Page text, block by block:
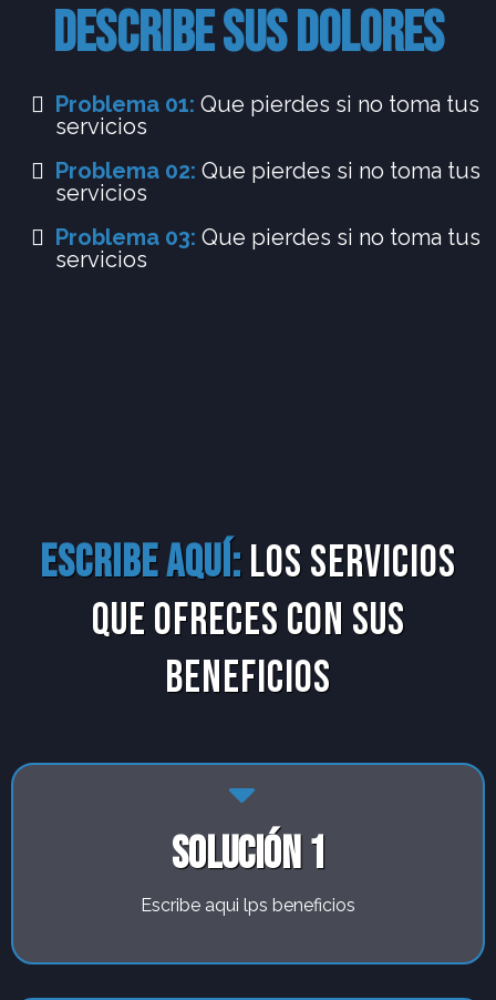
DESCRIBE SUS DOLORES
Problema 01: Que pierdes si no toma tus
servicios
Problema 02: Que pierdes si no toma tus
servicios
Problema 03: Que pierdes si no toma tus
servicios
Escribe aquí:los servicios
que ofreces con sus
beneficios
solución 1
Escribe aqui lps beneficios